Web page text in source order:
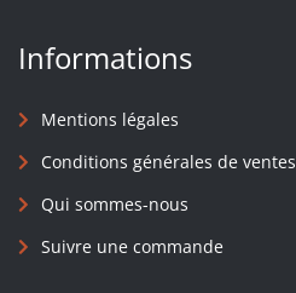
Informations
Mentions légales
Conditions générales de ventes
Qui sommes-nous
Suivre une commande